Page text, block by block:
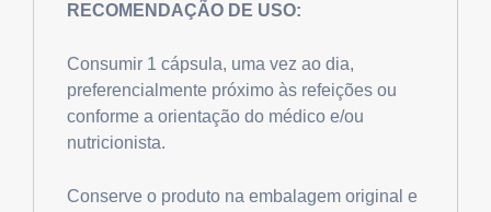
RECOMENDAÇÃO DE USO:
Consumir 1 cápsula, uma vez ao dia,
preferencialmente próximo às refeições ou
conforme a orientação do médico e/ou
nutricionista.
Conserve o produto na embalagem original e